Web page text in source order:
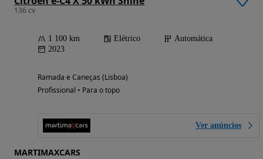
136 cv
1 100 km Elétrico
Automática
2023
Ramada e Caneças (Lisboa)
Profissional • Para o topo
Ver anúncios
MARTIMAXCARS